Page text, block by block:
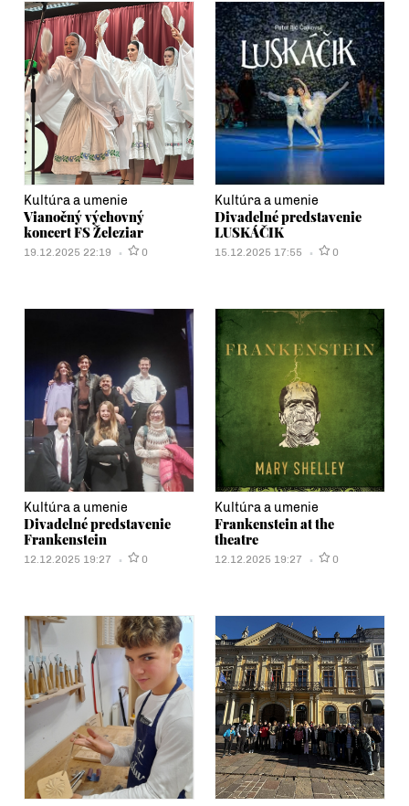
Kultúra a umenie
Vianočný výchovný
koncert FS Železiar
19.12.2025 22:19 0
Kultúra a umenie
Divadelné predstavenie
LUSKÁČIK
15.12.2025 17:55 0
Kultúra a umenie
Divadelné predstavenie
Frankenstein
12.12.2025 19:27 0
Kultúra a umenie
Frankenstein at the
theatre
12.12.2025 19:27 0